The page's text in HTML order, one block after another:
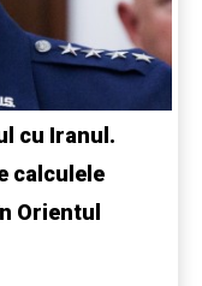
cu Iranul.
calculele
Orientul